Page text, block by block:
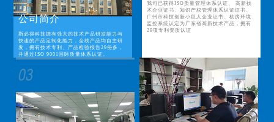
公司简介
斯必得科技拥有强大的技术产品研发能力与
快速的产品定制化能力，全线产品均自主研
发，拥有技术专利、产品检验报告29份多，
并通过ISO 9001国际质量体系认证。
我司已获得ISO质量管理体系认证、 高新技
术企业证书、知识产权管理体系认证证书、
广州市科技创新小巨人企业证书、机房环境
监控系统认定为广东省高新技术产品，拥有
29项专利资质认证